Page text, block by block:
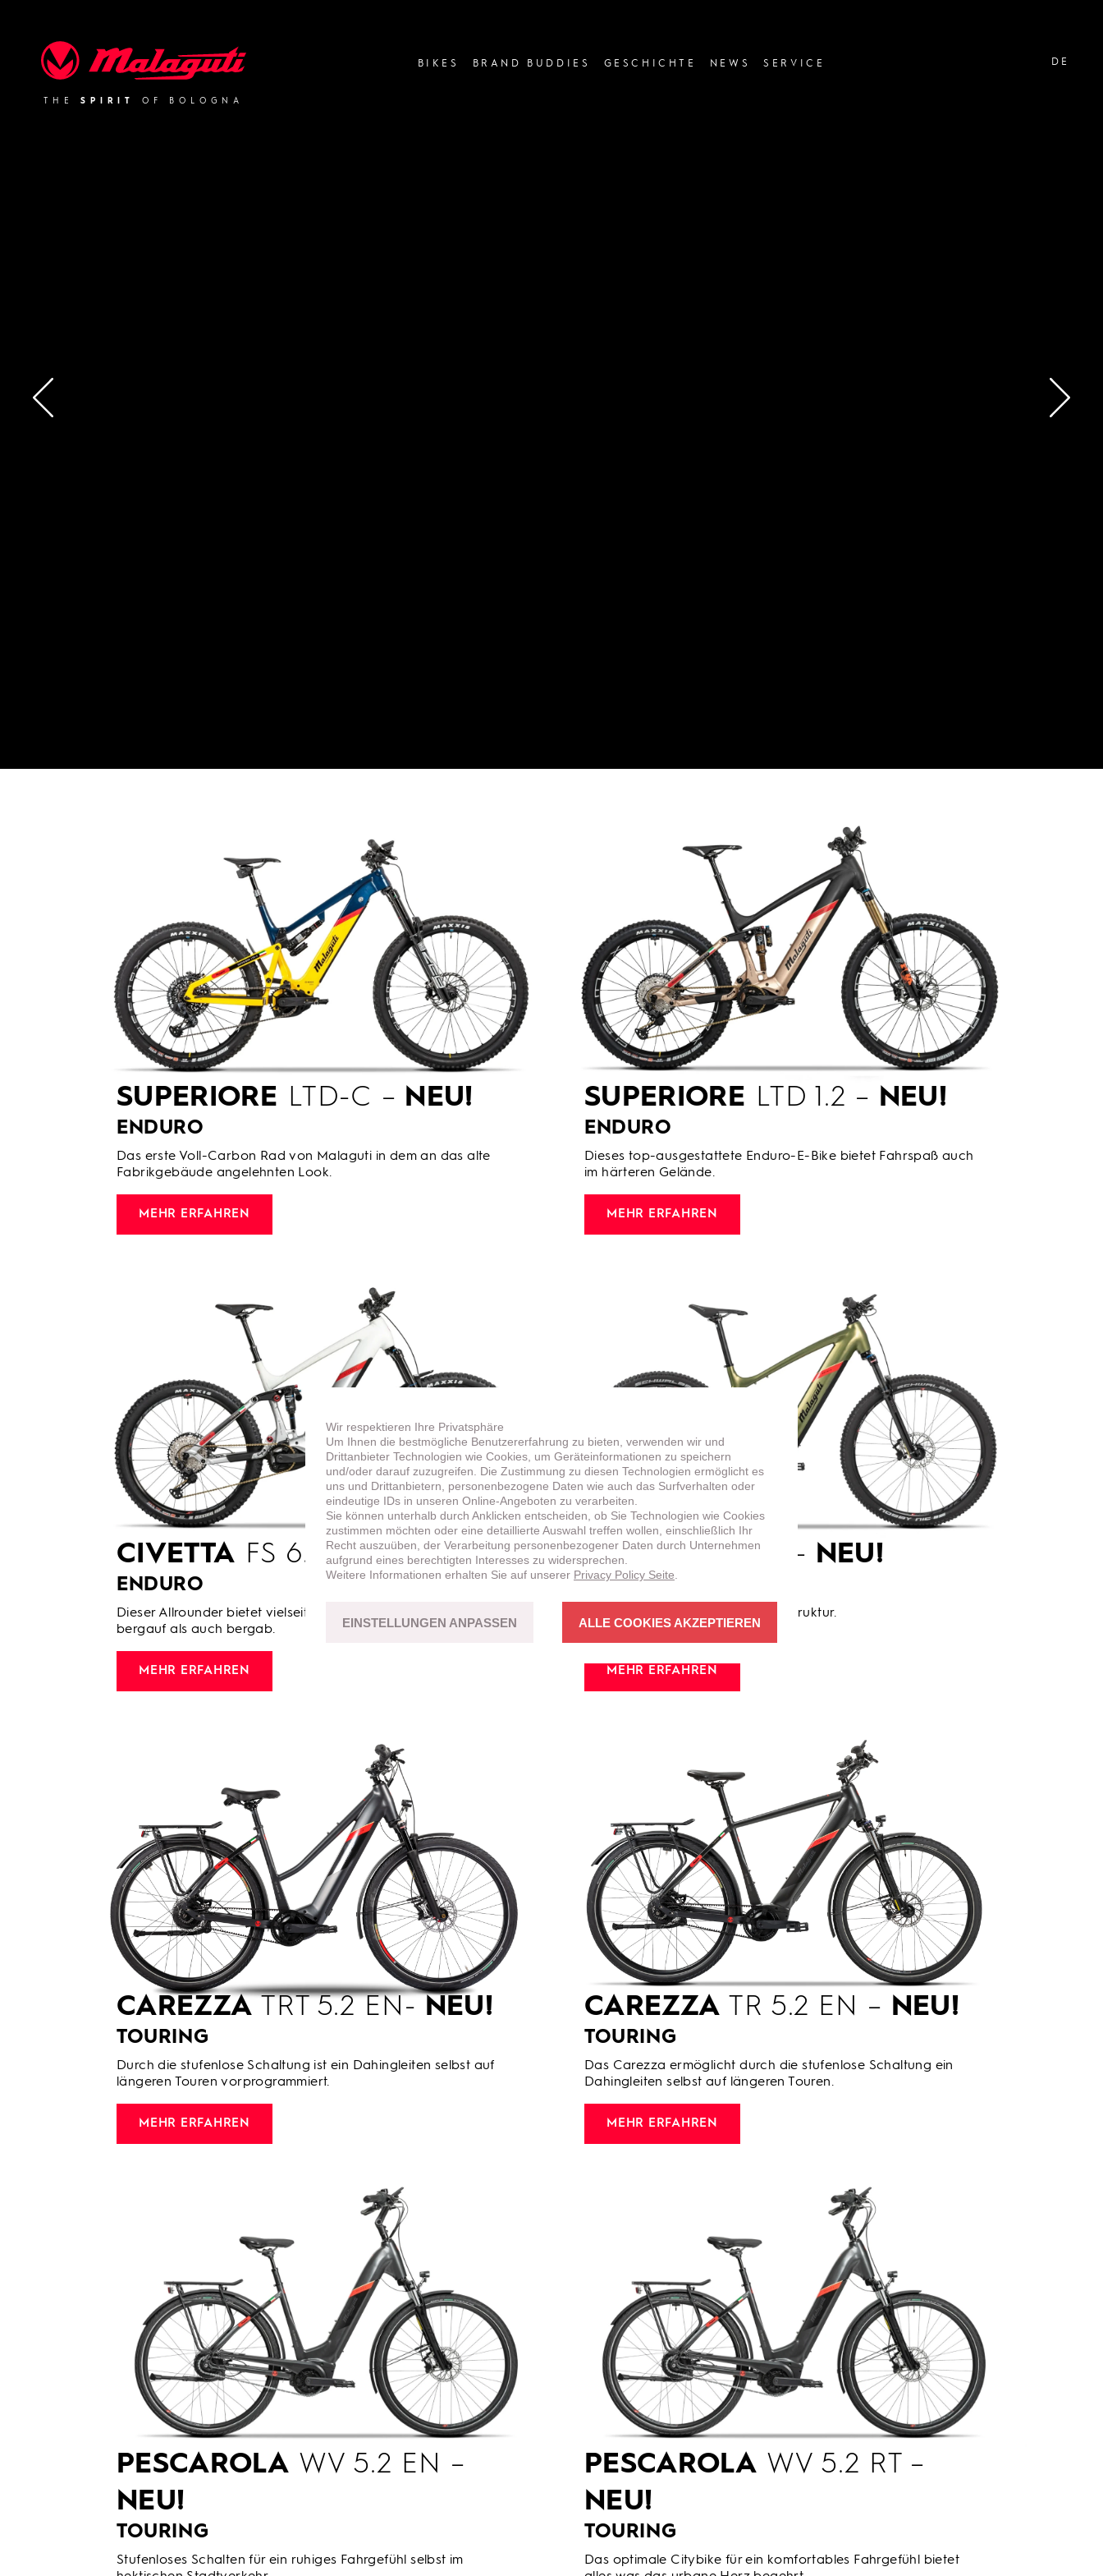
THESPIRIT OF BOLOGNA
BIKES BRAND BUDDIES GESCHICHTE NEWS SERVICE DE
SUPERIORE LTD-C – NEU!
ENDURO
Das erste Voll-Carbon Rad von Malaguti in dem an das alte
Fabrikgebäude angelehnten Look.
MEHR ERFAHREN
SUPERIORE LTD 1.2 – NEU!
ENDURO
Dieses top-ausgestattete Enduro-E-Bike bietet Fahrspaß auch
im härteren Gelände.
MEHR ERFAHREN
CIVETTA FS 6.2 –NEU!
ENDURO
Dieser Allrounder bietet vielseitige Unterstützung sowohl
bergauf als auch bergab.
MEHR ERFAHREN
BRENTAHT 5.1 – NEU!
CROSS-COUNTRY
Fahrspass mit Bikes in stimmiger Struktur.
MEHR ERFAHREN
CAREZZA TRT 5.2 EN- NEU!
TOURING
Durch die stufenlose Schaltung ist ein Dahingleiten selbst auf
längeren Touren vorprogrammiert.
MEHR ERFAHREN
CAREZZA TR 5.2 EN – NEU!
TOURING
Das Carezza ermöglicht durch die stufenlose Schaltung ein
Dahingleiten selbst auf längeren Touren.
MEHR ERFAHREN
PESCAROLA WV 5.2 EN –
NEU!
TOURING
Stufenloses Schalten für ein ruhiges Fahrgefühl selbst im
PESCAROLA WV 5.2 RT –
NEU!
TOURING
Das optimale Citybike für ein komfortables Fahrgefühl bietet
Wir respektieren Ihre Privatsphäre
Um Ihnen die bestmögliche Benutzererfahrung zu bieten, verwenden wir und
Drittanbieter Technologien wie Cookies, um Geräteinformationen zu speichern
und/oder darauf zuzugreifen. Die Zustimmung zu diesen Technologien ermöglicht es
uns und Drittanbietern, personenbezogene Daten wie auch das Surfverhalten oder
eindeutige IDs in unseren Online-Angeboten zu verarbeiten.
Sie können unterhalb durch Anklicken entscheiden, ob Sie Technologien wie Cookies
zustimmen möchten oder eine detaillierte Auswahl treffen wollen, einschließlich Ihr
Recht auszuüben, der Verarbeitung personenbezogener Daten durch Unternehmen
aufgrund eines berechtigten Interesses zu widersprechen.
Weitere Informationen erhalten Sie auf unserer Privacy Policy Seite
EINSTELLUNGEN ANPASSEN ALLE COOKIES AKZEPTIEREN